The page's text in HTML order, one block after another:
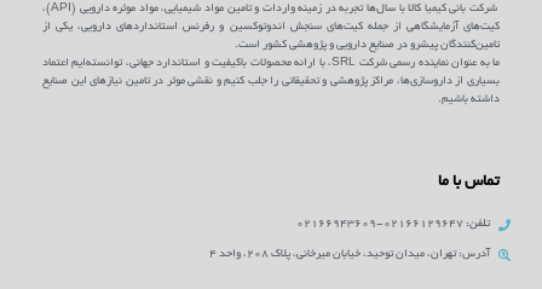
شرکت بانی کیمیا کالا با سال‌ها تجربه در زمینه واردات و تامین مواد شیمیایی، مواد موثره دارویی (API)،
کیت‌های آزمایشگاهی از جمله کیت‌های سنجش اندوتوکسین و رفرنس استانداردهای دارویی، یکی از
تامین‌کنندگان پیشرو در صنایع دارویی و پژوهشی کشور است.
ما به عنوان نماینده رسمی شرکت SRL، با ارائه محصولات باکیفیت و استاندارد جهانی، توانسته‌ایم اعتماد
بسیاری از داروسازی‌ها، مراکز پژوهشی و تحقیقاتی را جلب کنیم و نقشی موثر در تامین نیازهای این صنایع
داشته باشیم.
تماس با ما
تلفن: 02166129647-02166943609
آدرس: تهران، میدان توحید، خیابان میرخانی، پلاک 208، واحد 4